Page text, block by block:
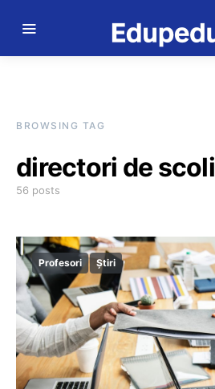
BROWSING TAG
directori de scoli
56 posts
Profesori Știri